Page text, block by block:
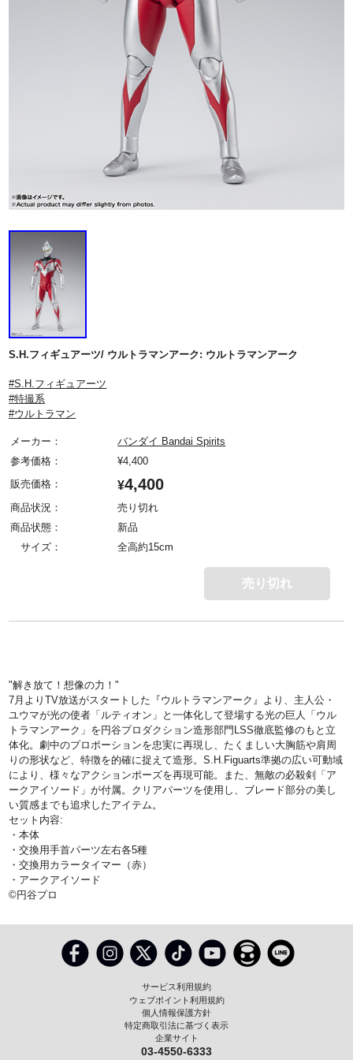
S.H.フィギュアーツ/ ウルトラマンアーク: ウルトラマンアーク
#S.H.フィギュアーツ
#特撮系
#ウルトラマン
メーカー：
バンダイ Bandai Spirits
参考価格：
¥4,400
販売価格：
¥4,400
商品状況：
売り切れ
商品状態：
新品
サイズ：
全高約15cm
売り切れ
"解き放て！想像の力！"
7月よりTV放送がスタートした『ウルトラマンアーク』より、主人公・
ユウマが光の使者「ルティオン」と一体化して登場する光の巨人「ウル
トラマンアーク」を円谷プロダクション造形部門LSS徹底監修のもと立
体化。劇中のプロポーションを忠実に再現し、たくましい大胸筋や肩周
りの形状など、特徴を的確に捉えて造形。S.H.Figuarts準拠の広い可動域
により、様々なアクションポーズを再現可能。また、無敵の必殺剣「ア
ークアイソード」が付属。クリアパーツを使用し、ブレード部分の美し
い質感までも追求したアイテム。
セット内容:
・本体
・交換用手首パーツ左右各5種
・交換用カラータイマー（赤）
・アークアイソード
©円谷プロ
サービス利用規約
ウェブポイント利用規約
個人情報保護方針
特定商取引法に基づく表示
企業サイト
03-4550-6333